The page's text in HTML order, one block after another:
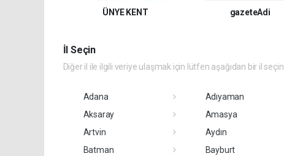
ÜNYE KENT gazeteAdi
İl Seçin
Diğer il ile ilgili veriye ulaşmak için lütfen aşağıdan bir il seçin
Adana Adıyaman
Aksaray
Amasya
Artvin
Aydın
Batman
Bayburt